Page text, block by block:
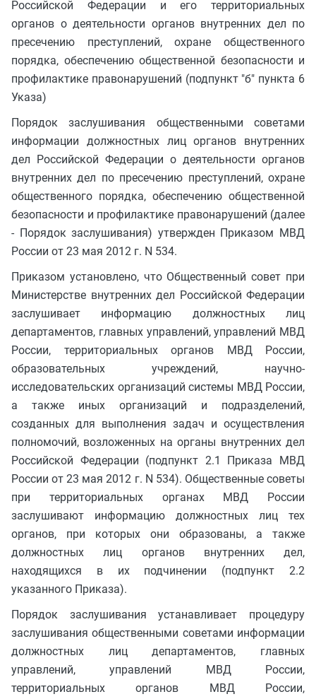
Российской Федерации и его территориальных
органов о деятельности органов внутренних дел по
пресечению преступлений, охране общественного
порядка, обеспечению общественной безопасности и
профилактике правонарушений (подпункт "б" пункта 6
Указа)
Порядок заслушивания общественными советами
информации должностных лиц органов внутренних
дел Российской Федерации о деятельности органов
внутренних дел по пресечению преступлений, охране
общественного порядка, обеспечению общественной
безопасности и профилактике правонарушений (далее
- Порядок заслушивания) утвержден Приказом МВД
России от 23 мая 2012 г. N 534.
Приказом установлено, что Общественный совет при
Министерстве внутренних дел Российской Федерации
заслушивает информацию должностных лиц
департаментов, главных управлений, управлений МВД
России, территориальных органов МВД России,
образовательных учреждений, научно-
исследовательских организаций системы МВД России,
а также иных организаций и подразделений,
созданных для выполнения задач и осуществления
полномочий, возложенных на органы внутренних дел
Российской Федерации (подпункт 2.1 Приказа МВД
России от 23 мая 2012 г. N 534). Общественные советы
при территориальных органах МВД России
заслушивают информацию должностных лиц тех
органов, при которых они образованы, а также
должностных лиц органов внутренних дел,
находящихся в их подчинении (подпункт 2.2
указанного Приказа).
Порядок заслушивания устанавливает процедуру
заслушивания общественными советами информации
должностных лиц департаментов, главных
управлений, управлений МВД России,
территориальных органов МВД России,